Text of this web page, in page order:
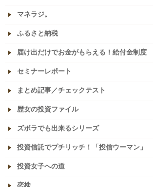
マネラジ。
ふるさと納税
届け出だけでお金がもらえる！給付金制度
セミナーレポート
まとめ記事／チェックテスト
歴女の投資ファイル
ズボラでも出来るシリーズ
投資信託でプチリッチ！「投信ウーマン」
投資女子への道
恋株